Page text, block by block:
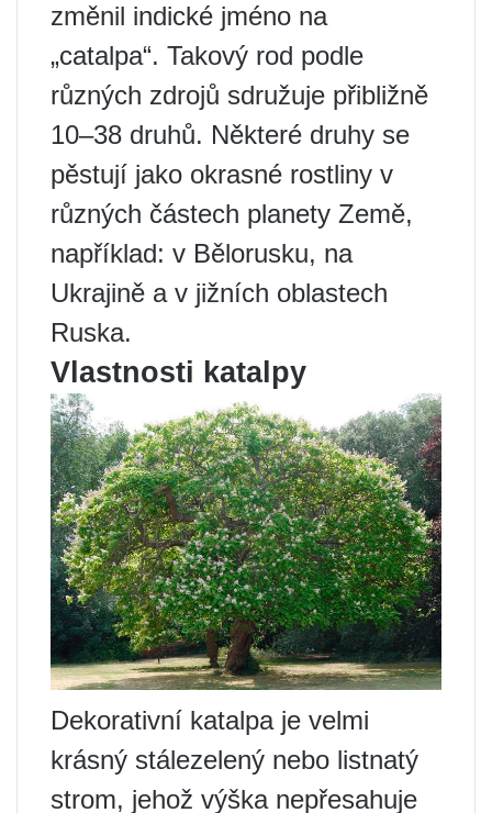
změnil indické jméno na
„catalpa“. Takový rod podle
různých zdrojů sdružuje přibližně
10–38 druhů. Některé druhy se
pěstují jako okrasné rostliny v
různých částech planety Země,
například: v Bělorusku, na
Ukrajině a v jižních oblastech
Ruska.
Vlastnosti katalpy
Dekorativní katalpa je velmi
krásný stálezelený nebo listnatý
strom, jehož výška nepřesahuje